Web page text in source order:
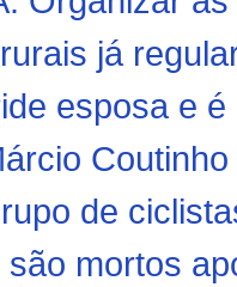
já
esposa e
de
mortos